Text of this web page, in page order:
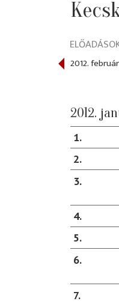
2012. február
2012.
1
2
3
4
5
6
7